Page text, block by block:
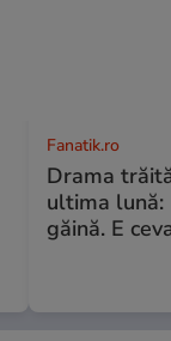
Fanatik.ro
Drama
ultima lună:
găină. E